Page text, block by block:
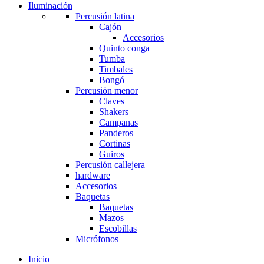
Iluminación
Percusión latina
Cajón
Accesorios
Quinto conga
Tumba
Timbales
Bongó
Percusión menor
Claves
Shakers
Campanas
Panderos
Cortinas
Guiros
Percusión callejera
hardware
Accesorios
Baquetas
Baquetas
Mazos
Escobillas
Micrófonos
Inicio